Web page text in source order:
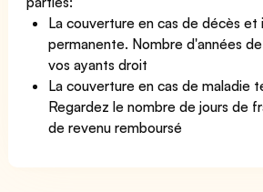
La couverture en cas de décès et
permanente. Nombre d'années
vos ayants droit
La couverture en cas de maladie
Regardez le nombre de jours de
de revenu remboursé